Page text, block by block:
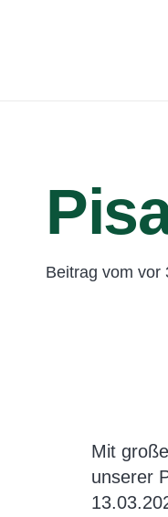
Beitrag vom vor
Mit
unserer